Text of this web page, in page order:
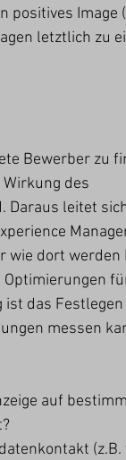
positives Image
letztlich zu
Bewerber zu
des
leitet
wie dort werden
das
messen
auf
(z.B.